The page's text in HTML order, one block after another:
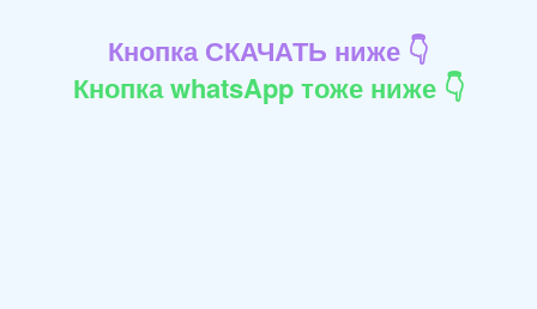
Кнопка СКАЧАТЬ ниже 👇
Кнопка whatsApp тоже ниже 👇